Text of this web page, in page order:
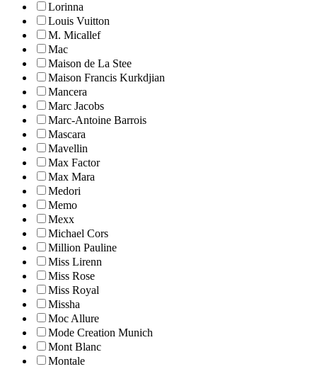
Lorinna
Louis Vuitton
M. Micallef
Mac
Maison de La Stee
Maison Francis Kurkdjian
Mancera
Marc Jacobs
Marc-Antoine Barrois
Mascara
Mavellin
Max Factor
Max Mara
Medori
Memo
Mexx
Michael Cors
Million Pauline
Miss Lirenn
Miss Rose
Miss Royal
Missha
Moc Allure
Mode Creation Munich
Mont Blanc
Montale